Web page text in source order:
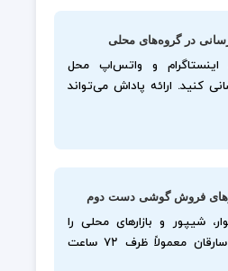
در گروه‌های محلی
اینستاگرام و واتس‌اپ محل
کنید. ارائه پاداش می‌تواند
فروش گوشی دست دوم
شیپور و بازارهای محلی را
روزانه بررسی کنید. سارقان معمولاً ظرف ۷۲ ساعت